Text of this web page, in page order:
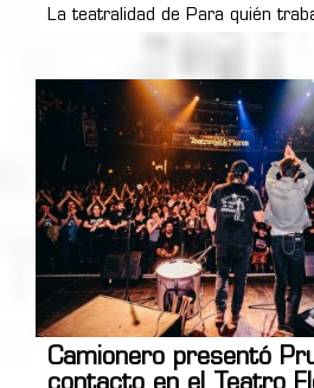
La teatralidad de Para quién
Camionero presentó